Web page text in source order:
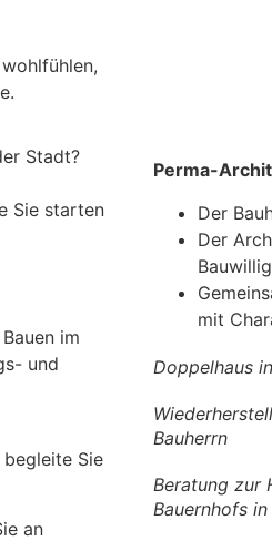
Stadt?
Sie starten
im
und
Sie
an
Perma-
Der
Der
mit
Doppelhaus
Bauherrn
Beratung zur
Bauernhofs